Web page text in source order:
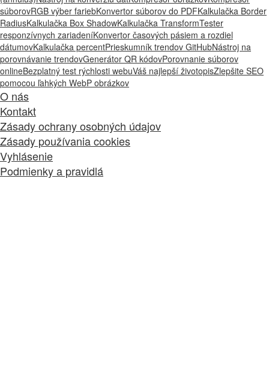
súborovRGB výber fariebKonvertor súborov do PDFKalkulačka Border
RadiusKalkulačka Box ShadowKalkulačka TransformTester
responzívnych zariadeníKonvertor časových pásiem a rozdiel
dátumovKalkulačka percentPrieskumník trendov GitHubNástroj na
porovnávanie trendovGenerátor QR kódovPorovnanie súborov
onlineBezplatný test rýchlosti webuVáš najlepší životopisZlepšite SEO
pomocou ľahkých WebP obrázkov
O nás
Kontakt
Zásady ochrany osobných údajov
Zásady používania cookies
Vyhlásenie
Podmienky a pravidlá